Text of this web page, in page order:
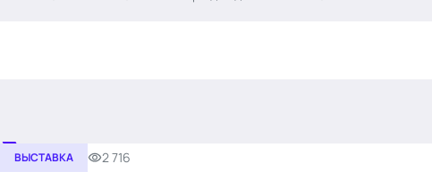
ВЫСТАВКА 2 716